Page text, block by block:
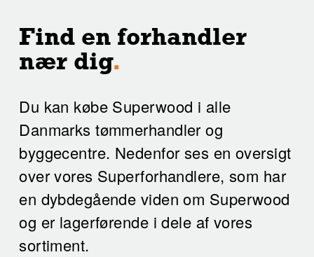
Find en forhandler
nær dig.
Du kan købe Superwood i alle
Danmarks tømmerhandler og
byggecentre. Nedenfor ses en oversigt
over vores Superforhandlere, som har
en dybdegående viden om Superwood
og er lagerførende i dele af vores
sortiment.